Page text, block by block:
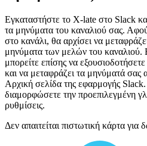
Εγκαταστήστε το X-late στο Slack
τα μηνύματα του καναλιού σας.
στο κανάλι, θα αρχίσει να
μηνύματα των μελών του καναλιού.
μπορείτε επίσης να
και να μεταφράζει τα μηνύματά
Αρχική σελίδα της εφαρμογής
διαμορφώσετε την προεπιλεγμένη
ρυθμίσεις.
Δεν απαιτείται πιστωτική κάρτα για